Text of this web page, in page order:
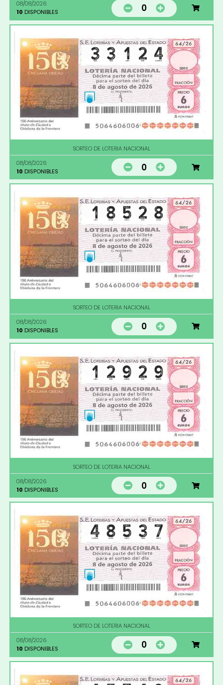
08/08/2026
10 DISPONIBLES 0
SORTEO DE LOTERIA NACIONAL
08/08/2026
10 DISPONIBLES 0
SORTEO DE LOTERIA NACIONAL
08/08/2026
10 DISPONIBLES 0
SORTEO DE LOTERIA NACIONAL
08/08/2026
10 DISPONIBLES 0
SORTEO DE LOTERIA NACIONAL
08/08/2026
10 DISPONIBLES 0